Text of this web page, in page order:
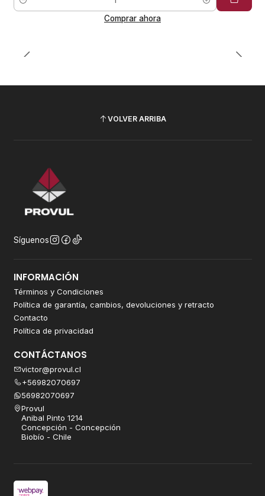
Cantidad
Comprar ahora
VOLVER ARRIBA
Síguenos
INFORMACIÓN
Términos y Condiciones
Política de garantía, cambios, devoluciones y retracto
Contacto
Política de privacidad
CONTÁCTANOS
victor@provul.cl
+56982070697
56982070697
Provul
Anibal Pinto 1214
Concepción - Concepción
Biobío - Chile